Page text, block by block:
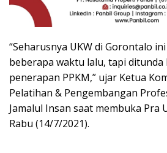
“Seharusnya UKW di Gorontalo
beberapa waktu lalu, tapi ditunda
penerapan PPKM,” ujar Ketua
Pelatihan & Pengembangan
Jamalul Insan saat membuka Pra
Rabu (14/7/2021).